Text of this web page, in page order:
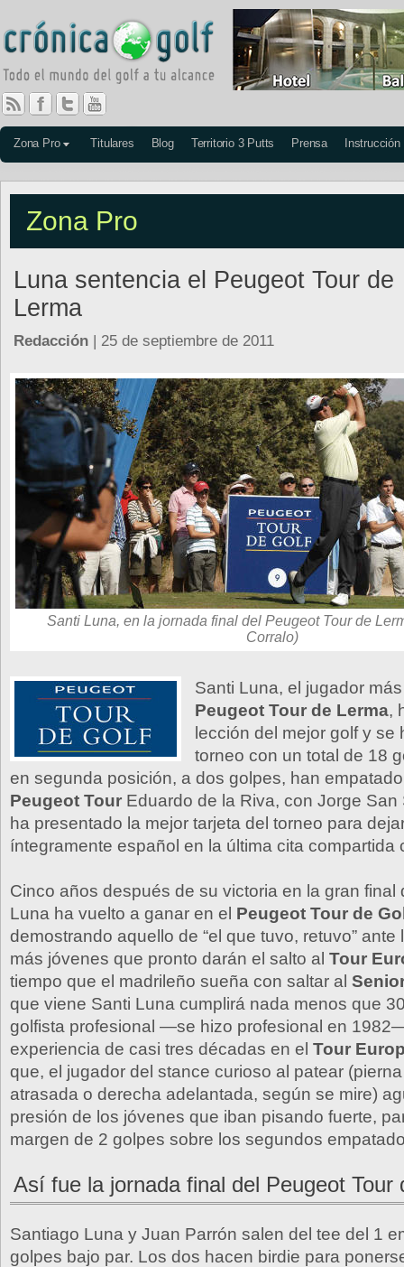
Zona Pro Titulares Blog Territorio 3 Putts Prensa Instrucción
Zona Pro
Luna sentencia el Peugeot Tour de
Lerma
Redacción | 25 de septiembre de 2011
Santi Luna, en la jornada final del Peugeot Tour de
Corralo)
Santi Luna, el jugador
Peugeot Tour de Lerma,
lección del mejor golf y se
torneo con un total de 18
en segunda posición, a dos golpes, han
Peugeot Tour Eduardo de la Riva, con Jorge
ha presentado la mejor tarjeta del torneo para
íntegramente español en la última cita compartida
Cinco años después de su victoria en la gran final
Luna ha vuelto a ganar en el Peugeot Tour de
demostrando aquello de “el que tuvo, retuvo” ante
más jóvenes que pronto darán el salto al Tour
tiempo que el madrileño sueña con saltar al
que viene Santi Luna cumplirá nada menos que
golfista profesional —se hizo profesional en
experiencia de casi tres décadas en el Tour
que, el jugador del stance curioso al patear
atrasada o derecha adelantada, según se mire)
presión de los jóvenes que iban pisando fuerte,
margen de 2 golpes sobre los segundos
Así fue la jornada final del Peugeot Tour
Santiago Luna y Juan Parrón salen del tee del 1
golpes bajo par. Los dos hacen birdie para